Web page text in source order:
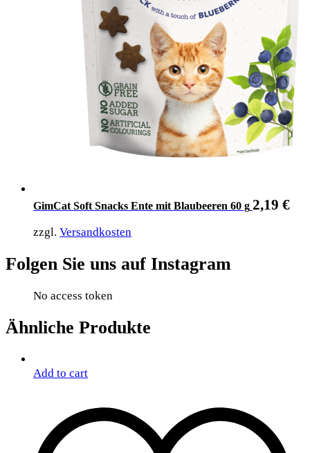
GimCat Soft Snacks Ente mit Blaubeeren 60 g 2,19 €
zzgl. Versandkosten
Folgen Sie uns auf Instagram
No access token
Ähnliche Produkte
Add to cart